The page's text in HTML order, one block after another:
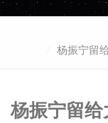
杨振宁留
杨振宁留